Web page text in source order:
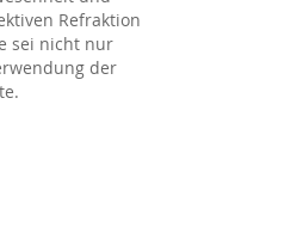
Refraktion
sei nicht nur
der